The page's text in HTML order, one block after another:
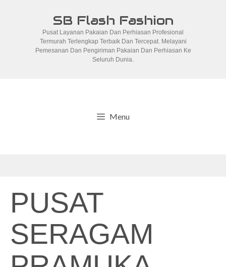
SB Flash Fashion
Pusat Layanan Pakaian Dan Perhiasan Profesional
Termurah Terlengkap Terbaik Dan Tercepat. Melayani
Pemesanan Dan Pengiriman Pakaian Dan Perhiasan Ke
Seluruh Dunia.
Menu
PUSAT
SERAGAM